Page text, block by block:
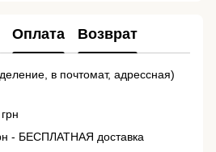
Оплата Возврат
в почтомат, адрессная)
- БЕСПЛАТНАЯ доставка